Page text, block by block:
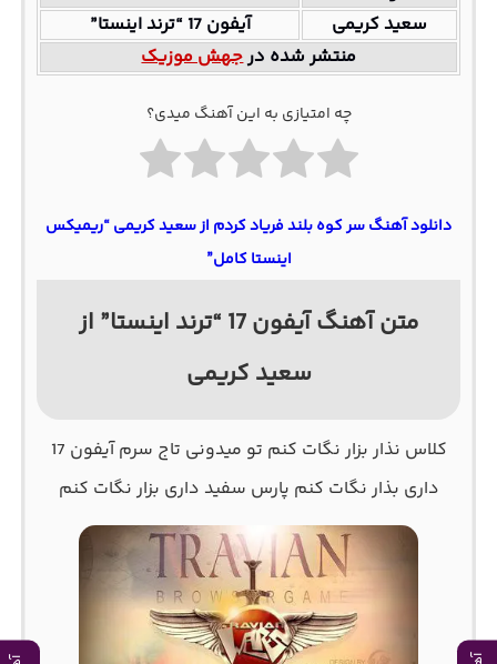
سعید کریمی
آیفون 17 “ترند اینستا”
منتشر شده درجهش موزیک
چه امتیازی به این آهنگ میدی؟
دانلود آهنگ سر کوه بلند فریاد کردم از سعید کریمی “ریمیکس
اینستا کامل”
متن آهنگ آیفون 17 “ترند اینستا” از
سعید کریمی
کلاس نذار بزار نگات کنم تو میدونی تاج سرم آیفون 17
داری بذار نگات کنم پارس سفید داری بزار نگات کنم